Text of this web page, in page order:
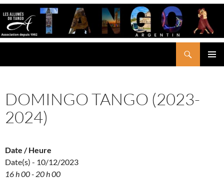
Aller
au
contenu
DOMINGO TANGO (2023-
2024)
Date / Heure
Date(s) - 10/12/2023
16 h 00 - 20 h 00